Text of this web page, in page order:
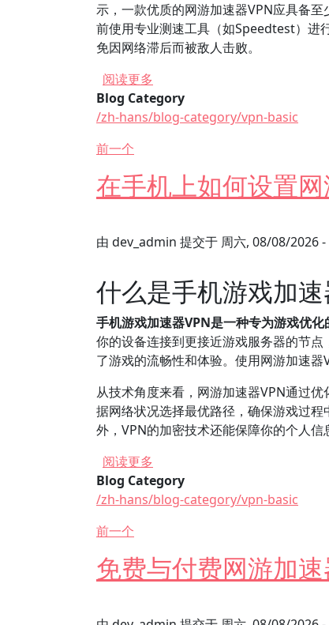
示，一款优质的网游加速器VPN应具备
前使用专业测速工具（如Speedtest）进
免因网络滞后而被敌人击败。
阅读更多
Blog Category
/zh-hans/blog-category/vpn-basic
前一个
在手机上如何设置
由 dev_admin 提交于 周六, 08/08/2026 -
什么是手机游戏加
手机游戏加速器VPN是一种专为游戏优
你的设备连接到更接近游戏服务器的节
了游戏的流畅性和体验。使用网游加速
从技术角度来看，网游加速器VPN通过
据网络状况选择最优路径，确保游戏过
外，VPN的加密技术还能保障你的个人信
阅读更多
Blog Category
/zh-hans/blog-category/vpn-basic
前一个
免费与付费网游加